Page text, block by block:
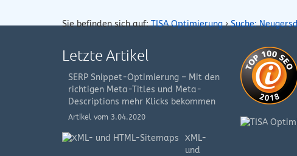
Sie befinden sich auf:TISA Optimierung›Suche:
Letzte Artikel
SERP Snippet-Optimierung – Mit den
richtigen Meta-Titles und Meta-
Descriptions mehr Klicks bekommen
Artikel vom 3.04.2020
XML-
und